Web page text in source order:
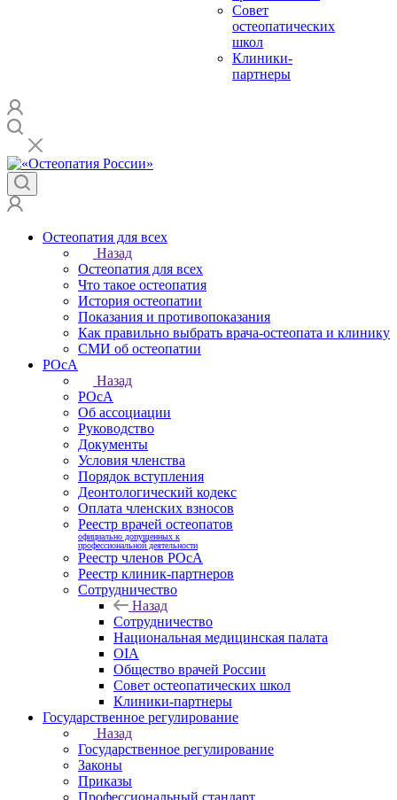
Совет
остеопатических
школ
Клиники-
партнеры
Остеопатия для всех
Назад
Остеопатия для всех
Что такое остеопатия
История остеопатии
Показания и противопоказания
Как правильно выбрать врача-остеопата и клинику
СМИ об остеопатии
РОсА
Назад
РОсА
Об ассоциации
Руководство
Документы
Условия членства
Порядок вступления
Деонтологический кодекс
Оплата членских взносов
Реестр врачей остеопатов
официально допущенных к
профессиональной деятельности
Реестр членов РОсА
Реестр клиник-партнеров
Сотрудничество
Назад
Сотрудничество
Национальная медицинская палата
OIA
Общество врачей России
Совет остеопатических школ
Клиники-партнеры
Государственное регулирование
Назад
Государственное регулирование
Законы
Приказы
Профессиональный стандарт